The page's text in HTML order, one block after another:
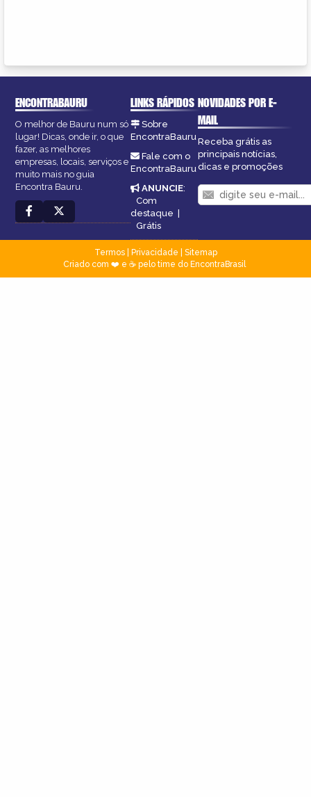
ENCONTRABAURU
O melhor de Bauru num só
lugar! Dicas, onde ir, o que
fazer, as melhores
empresas, locais, serviços e
muito mais no guia
Encontra Bauru.
LINKS RÁPIDOS
Sobre
EncontraBauru
Fale com o
EncontraBauru
ANUNCIE:
Com
destaque |
Grátis
NOVIDADES POR E-
MAIL
Receba grátis as
principais notícias,
dicas e promoções
Termos| Privacidade
Sitemap
Criado com ❤️ e ☕ pelo time do EncontraBrasil